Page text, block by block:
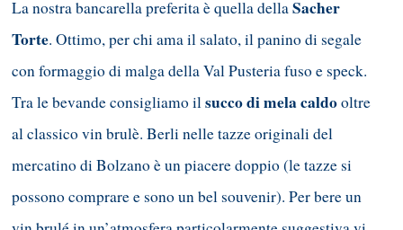
La nostra bancarella preferita è quella dellaSacher
Torte. Ottimo, per chi ama il salato, il panino di segale
con formaggio di malga della Val Pusteria fuso e speck.
Tra le bevande consigliamo ilsucco di mela caldooltre
al classico vin brulè. Berli nelle tazze originali del
mercatino di Bolzano è un piacere doppio (le tazze si
possono comprare e sono un bel souvenir). Per bere un